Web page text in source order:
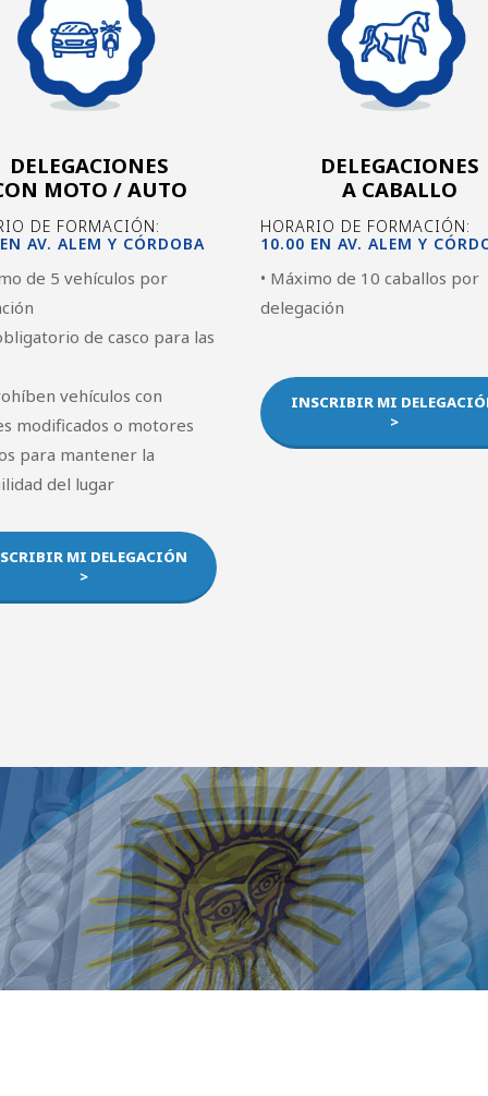
DELEGACIONES
MOTO / AUTO
DE FORMACIÓN:
AV. ALEM Y CÓRDOBA
de 5 vehículos por
de casco para las
vehículos con
modificados o motores
para mantener la
del lugar
MI DELEGACIÓN
>
DELEGACIONES
A CABALLO
HORARIO DE FORMACIÓN:
10.00 EN AV. ALEM Y
• Máximo de 10 caballos por
delegación
INSCRIBIR MI
>